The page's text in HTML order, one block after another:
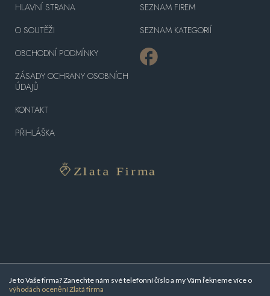
Je to Vaše firma? Zanechte nám své telefonní číslo a my Vám řekneme více o
výhodách ocenění Zlatá firma
HLAVNÍ STRANA
O SOUTĚŽI
OBCHODNÍ PODMÍNKY
ZÁSADY OCHRANY OSOBNÍCH
ÚDAJŮ
KONTAKT
PŘIHLÁŠKA
SEZNAM FIREM
SEZNAM KATEGORIÍ